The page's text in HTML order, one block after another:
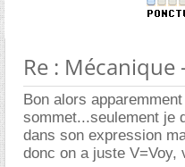
Re :
Bon alors
sommet...seulement je
dans son expression
donc on a juste V=Voy,